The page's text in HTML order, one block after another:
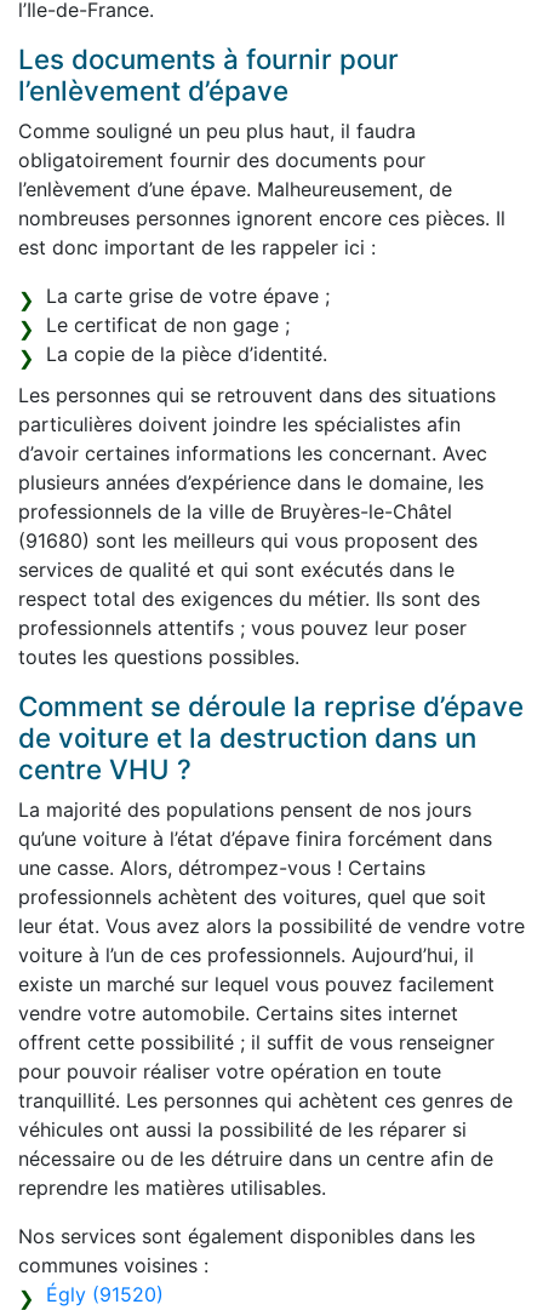
l’Ile-de-France.
Les documents à fournir pour
l’enlèvement d’épave
Comme souligné un peu plus haut, il faudra
obligatoirement fournir des documents pour
l’enlèvement d’une épave. Malheureusement, de
nombreuses personnes ignorent encore ces pièces. Il
est donc important de les rappeler ici :
La carte grise de votre épave ;
Le certificat de non gage ;
La copie de la pièce d’identité.
Les personnes qui se retrouvent dans des situations
particulières doivent joindre les spécialistes afin
d’avoir certaines informations les concernant. Avec
plusieurs années d’expérience dans le domaine, les
professionnels de la ville de Bruyères-le-Châtel
(91680) sont les meilleurs qui vous proposent des
services de qualité et qui sont exécutés dans le
respect total des exigences du métier. Ils sont des
professionnels attentifs ; vous pouvez leur poser
toutes les questions possibles.
Comment se déroule la reprise d’épave
de voiture et la destruction dans un
centre VHU ?
La majorité des populations pensent de nos jours
qu’une voiture à l’état d’épave finira forcément dans
une casse. Alors, détrompez-vous ! Certains
professionnels achètent des voitures, quel que soit
leur état. Vous avez alors la possibilité de vendre votre
voiture à l’un de ces professionnels. Aujourd’hui, il
existe un marché sur lequel vous pouvez facilement
vendre votre automobile. Certains sites internet
offrent cette possibilité ; il suffit de vous renseigner
pour pouvoir réaliser votre opération en toute
tranquillité. Les personnes qui achètent ces genres de
véhicules ont aussi la possibilité de les réparer si
nécessaire ou de les détruire dans un centre afin de
reprendre les matières utilisables.
Nos services sont également disponibles dans les
communes voisines :
Égly (91520)